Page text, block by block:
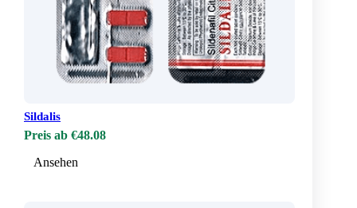
Sildalis
Preis ab €48.08
Ansehen